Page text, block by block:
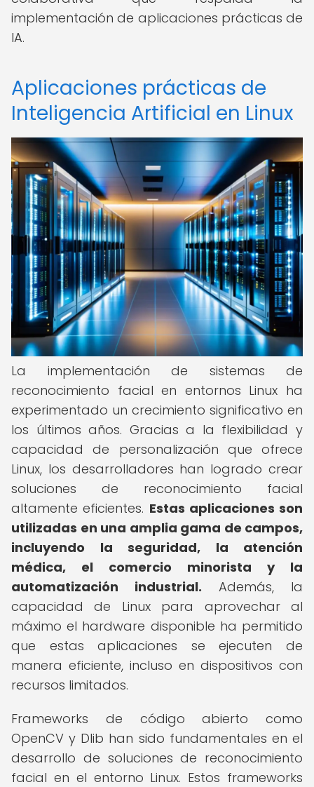
implementación de aplicaciones prácticas de
IA.
Aplicaciones prácticas de
Inteligencia Artificial en Linux
La implementación de sistemas de
reconocimiento facial en entornos Linux ha
experimentado un crecimiento significativo en
los últimos años. Gracias a la flexibilidad y
capacidad de personalización que ofrece
Linux, los desarrolladores han logrado crear
soluciones de reconocimiento facial
altamente eficientes. Estas aplicaciones son
utilizadas en una amplia gama de campos,
incluyendo la seguridad, la atención
médica, el comercio minorista y la
automatización industrial. Además, la
capacidad de Linux para aprovechar al
máximo el hardware disponible ha permitido
que estas aplicaciones se ejecuten de
manera eficiente, incluso en dispositivos con
recursos limitados.
Frameworks de código abierto como
OpenCV y Dlib han sido fundamentales en el
desarrollo de soluciones de reconocimiento
facial en el entorno Linux. Estos frameworks